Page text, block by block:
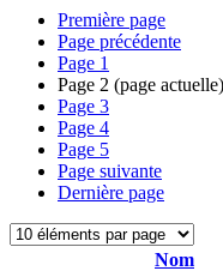
Première page
Page précédente
Page 1
Page 2 (page actuelle)
Page 3
Page 4
Page 5
Page suivante
Dernière page
Nom